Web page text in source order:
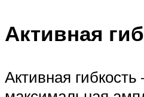
Активная
Активная